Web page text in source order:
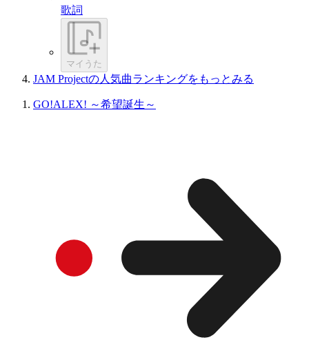
歌詞
マイうた
JAM Projectの人気曲ランキングをもっとみる
GO!ALEX! ～希望誕生～